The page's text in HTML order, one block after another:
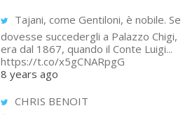
Tajani, come Gentiloni, è nobile. Se
dovesse succedergli a Palazzo Chigi,
era dal 1867, quando il Conte Luigi...
https://t.co/x5gCNARpgG
8 years ago
CHRIS BENOIT